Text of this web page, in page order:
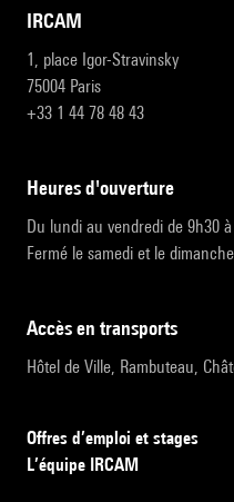
IRCAM
1, place Igor-Stravinsky
75004 Paris
+33 1 44 78 48 43
heures d'ouverture
Du lundi au vendredi de 9h30
Fermé le samedi et le dimanche
accès en transports
Hôtel de Ville, Rambuteau,
Offres d’emploi et stages
L’équipe IRCAM